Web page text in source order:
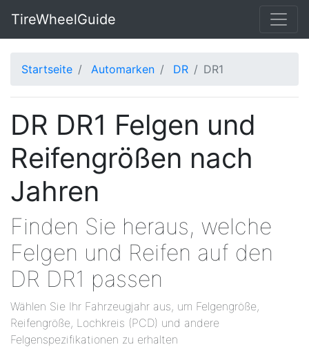
TireWheelGuide
Startseite Automarken DR DR1
DR DR1 Felgen und
Reifengrößen nach
Jahren
Finden Sie heraus, welche
Felgen und Reifen auf den
DR DR1 passen
Wählen Sie Ihr Fahrzeugjahr aus, um Felgengröße,
Reifengröße, Lochkreis (PCD) und andere
Felgenspezifikationen zu erhalten